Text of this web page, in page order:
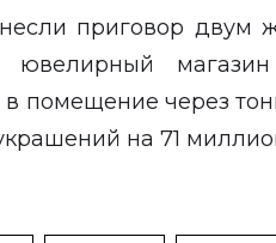
приговор двум
ювелирный магазин
помещение через
на 71